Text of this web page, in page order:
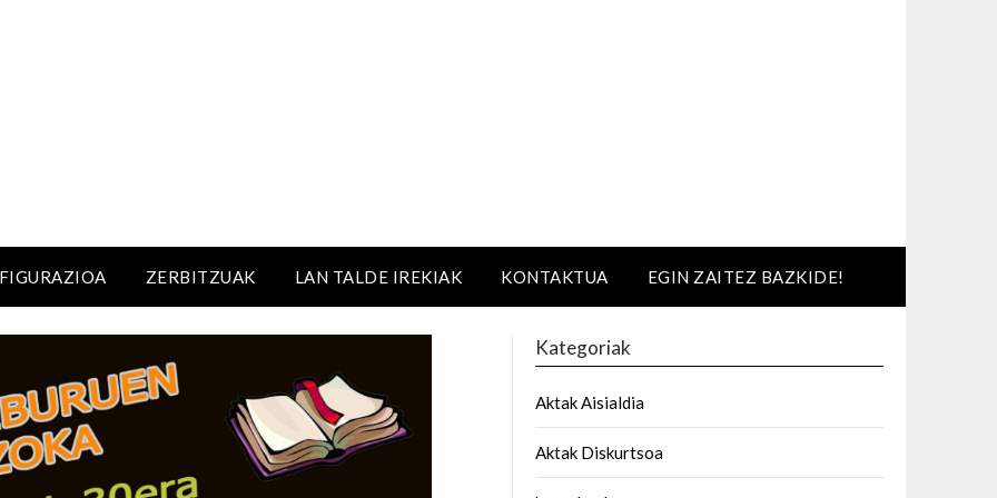
ZERBITZUAK LAN TALDE IREKIAK KONTAKTUA EGIN ZAITEZ BAZKIDE!
Kategoriak
Aktak Aisialdia
Aktak Diskurtsoa